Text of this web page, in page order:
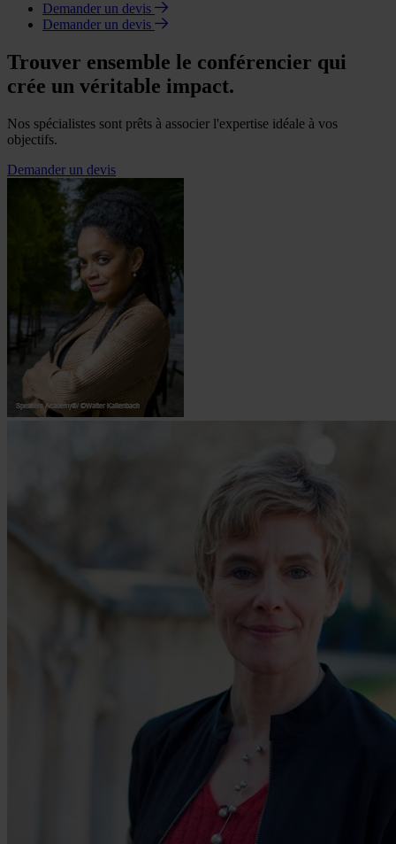
Demander un devis
Demander un devis
Trouver ensemble le conférencier qui
crée un véritable impact.
Nos spécialistes sont prêts à associer l'expertise idéale à vos
objectifs.
Demander un devis